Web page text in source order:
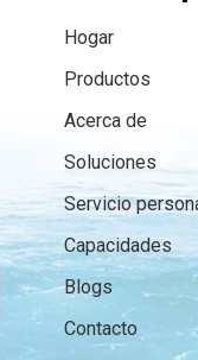
Hogar
Productos
Acerca de
Soluciones
Servicio
Capacidades
Blogs
Contacto